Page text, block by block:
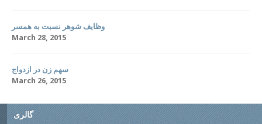
وظایف شوهر نسبت به همسر
March 28, 2015
سهم زن در ازدواج
March 26, 2015
گالری